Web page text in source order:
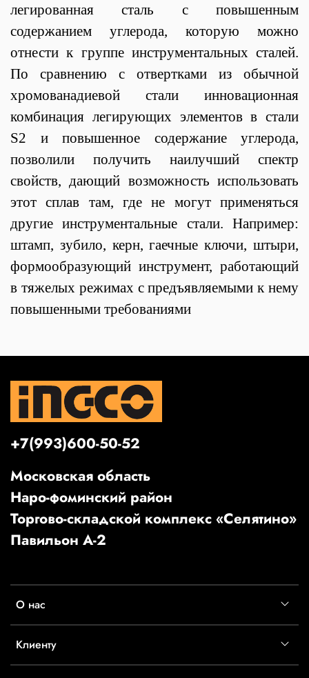
легированная сталь с повышенным
содержанием углерода, которую можно
отнести к группе инструментальных сталей.
По сравнению с отвертками из обычной
хромованадиевой стали инновационная
комбинация легирующих элементов в стали
S2 и повышенное содержание углерода,
позволили получить наилучший спектр
свойств, дающий возможность использовать
этот сплав там, где не могут применяться
другие инструментальные стали. Например:
штамп, зубило, керн, гаечные ключи, штыри,
формообразующий инструмент, работающий
в тяжелых режимах с предъявляемыми к нему
повышенными требованиями
О нас
Клиенту
+7(993)600-50-52
Московская область
Наро-фоминский район
Торгово-складской комплекс «Селятино»
Павильон А-2